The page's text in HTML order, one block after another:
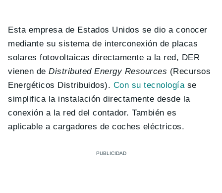
Esta empresa de Estados Unidos se dio a conocer
mediante su sistema de interconexión de placas
solares fotovoltaicas directamente a la red, DER
vienen deDistributed Energy Resources (Recursos
Energéticos Distribuidos). Con su tecnologíase
simplifica la instalación directamente desde la
conexión a la red del contador. También es
aplicable a cargadores de coches eléctricos.